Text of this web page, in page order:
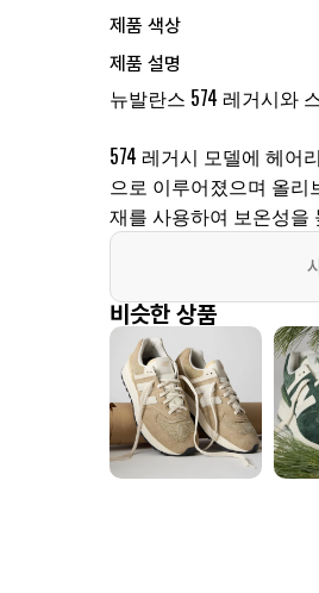
제품 색상
제품 설명
뉴발란스 574 레거시와
574 레거시 모델에 헤어
으로 이루어졌으며 올리
재를 사용하여 보온성을
비슷한 상품